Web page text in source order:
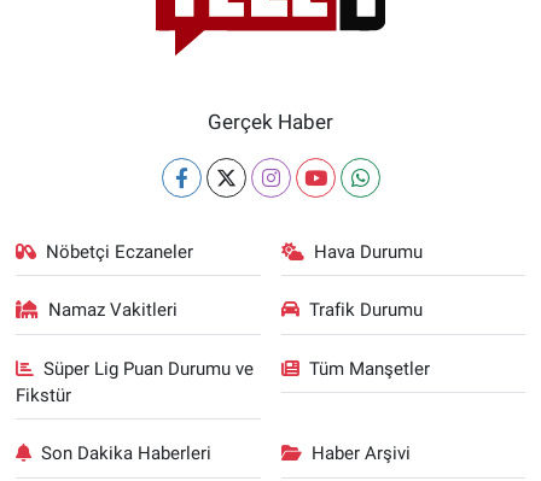
Gerçek Haber
Nöbetçi Eczaneler Hava Durumu
Namaz Vakitleri Trafik Durumu
Süper Lig Puan Durumu ve
Fikstür
Tüm Manşetler
Son Dakika Haberleri Haber Arşivi